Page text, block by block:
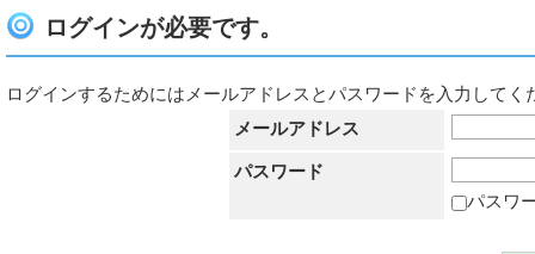
ログインが必要です。
ログインするためにはメールアドレスとパスワードを入力してく
メールアドレス
パスワード
パスワ